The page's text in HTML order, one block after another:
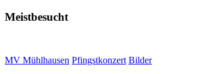
Meistbesucht
MV Mühlhausen Pfingstkonzert Bilder